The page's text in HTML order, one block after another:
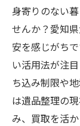
身寄りのない
せんか？愛知
安を感じがち
い活用法が注
ち込み制限や
は遺品整理の
み、買取を活